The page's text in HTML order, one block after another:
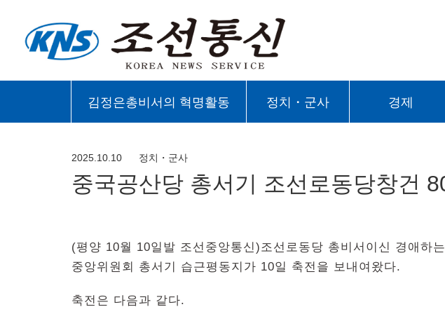
김정은총비서의 혁명활동 정치・군사 경제
2025.10.10 정치・군사
중국공산당 총서기 조선로동당창건
(평양 10월 10일발 조선중앙통신)조선로동당 총비서이신 경애하
중앙위원회 총서기 습근평동지가 10일 축전을 보내여왔다.
축전은 다음과 같다.